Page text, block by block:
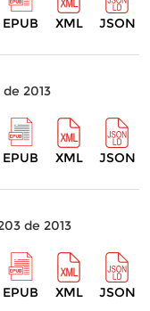
EPUB XML JSON
2013
EPUB XML JSON
de 2013
EPUB XML JSON